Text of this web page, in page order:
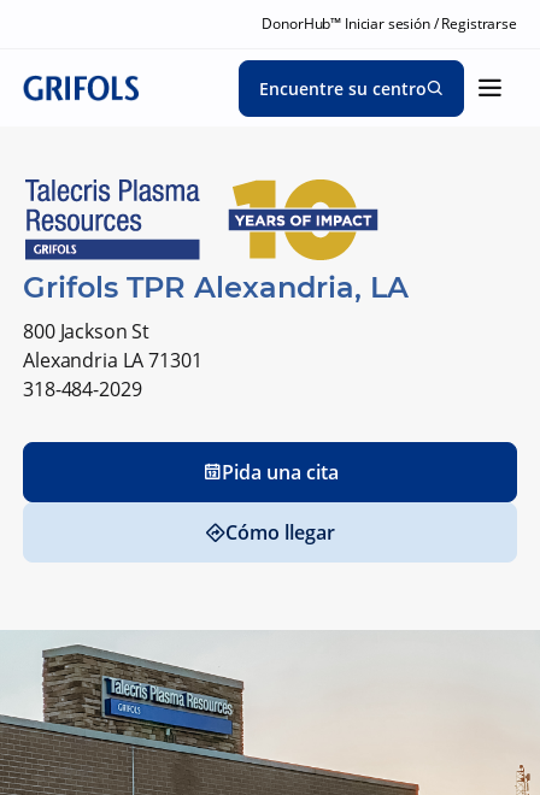
DonorHub™ Iniciar sesión / Registrarse
Encuentre su centro
Grifols TPR Alexandria, LA
800 Jackson St
Alexandria LA 71301
318-484-2029
Pida una cita
Cómo llegar